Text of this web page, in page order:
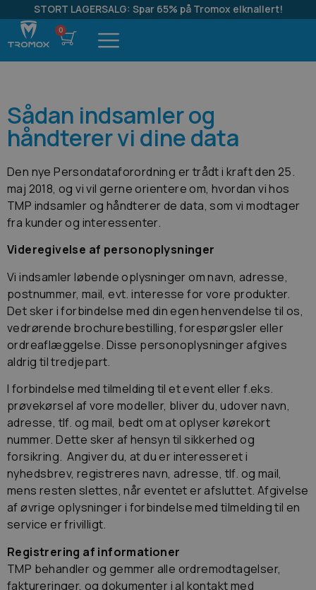
STORT LAGERSALG: Spar 65% på Tromox elknallert!
Sådan indsamler og
håndterer vi dine data
Den nye Persondataforordning er trådt i kraft den 25.
maj 2018, og vi vil gerne orientere om, hvordan vi hos
TMP indsamler og håndterer de data, som vi modtager
fra kunder og interessenter.
Videregivelse af personoplysninger
Vi indsamler løbende oplysninger om navn, adresse,
postnummer, mail, evt. interesse for vore produkter.
Det sker i forbindelse med din egen henvendelse til os,
vedrørende brochurebestilling, forespørgsler eller
ordreaflæggelse. Disse personoplysninger afgives
aldrig til tredjepart.
I forbindelse med tilmelding til et event eller f.eks.
prøvekørsel af vore modeller, bliver du, udover navn,
adresse, tlf. og mail, bedt om at oplyser kørekort
nummer. Dette sker af hensyn til sikkerhed og
forsikring. Angiver du, at du er interesseret i
nyhedsbrev, registreres navn, adresse, tlf. og mail,
mens resten slettes, når eventet er afsluttet. Afgivelse
af øvrige oplysninger i forbindelse med tilmelding til en
service er frivilligt.
Registrering af informationer
TMP behandler og gemmer alle ordremodtagelser,
faktureringer, og dokumenter i al kontakt med